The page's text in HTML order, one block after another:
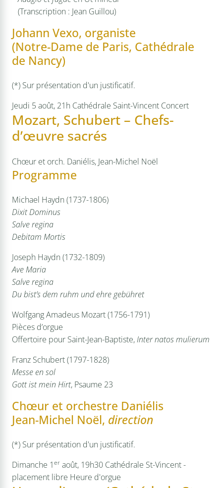
(Transcription : Jean Guillou)
Johann Vexo, organiste
(Notre-Dame de Paris, Cathédrale
de Nancy)
(*) Sur présentation d'un justificatif.
Jeudi 5 août, 21h Cathédrale Saint-Vincent Concert
Mozart, Schubert – Chefs-
d’œuvre sacrés
Chœur et orch. Daniélis, Jean-Michel Noël
Programme
Michael Haydn (1737-1806)
Dixit Dominus
Salve regina
Debitam Mortis
Joseph Haydn (1732-1809)
Ave Maria
Salve regina
Du bist’s dem ruhm und ehre gebühret
Wolfgang Amadeus Mozart (1756-1791)
Pièces d’orgue
Offertoire pour Saint-Jean-Baptiste,Inter natos mulierum
Franz Schubert (1797-1828)
Messe en sol
Gott ist mein Hirt, Psaume 23
Chœur et orchestre Daniélis
Jean-Michel Noël, direction
(*) Sur présentation d'un justificatif.
Dimanche 1er août, 19h30 Cathédrale St-Vincent -
placement libre Heure d'orgue